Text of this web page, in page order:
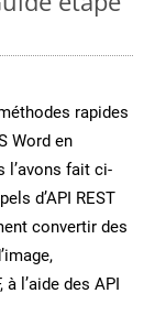
rapides
Word en
l’avons fait ci-
d’API REST
convertir des
à l’aide des API